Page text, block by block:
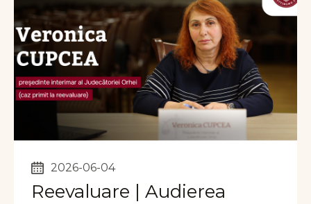
2026-06-04
Reevaluare | Audierea